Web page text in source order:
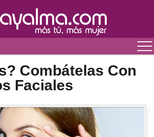
Combátelas Con
Faciales